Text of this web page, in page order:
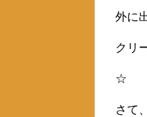
外に
クリ
☆
さて